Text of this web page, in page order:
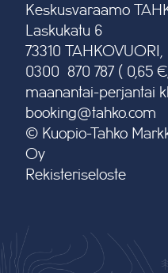
Keskusvaraamo
Laskukatu 6
73310
0300 870 787 ( 0,65
maanantai-perjantai
booking@tahko.com
© Kuopio-Tahko
Oy
Rekisteriseloste